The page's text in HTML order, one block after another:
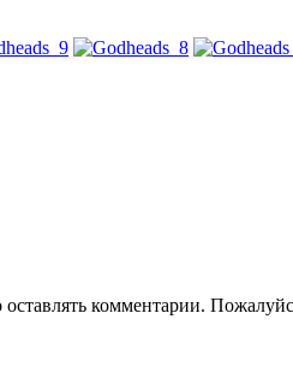
комментарии.